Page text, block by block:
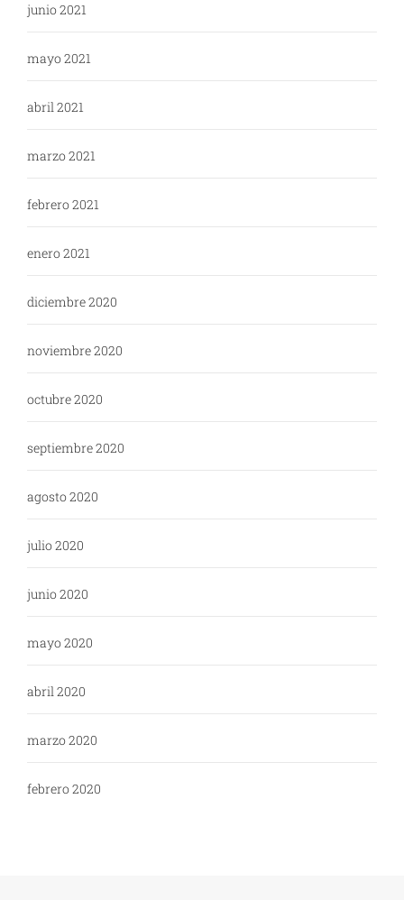
junio 2021
mayo 2021
abril 2021
marzo 2021
febrero 2021
enero 2021
diciembre 2020
noviembre 2020
octubre 2020
septiembre 2020
agosto 2020
julio 2020
junio 2020
mayo 2020
abril 2020
marzo 2020
febrero 2020